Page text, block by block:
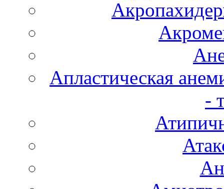
Апластическая
-